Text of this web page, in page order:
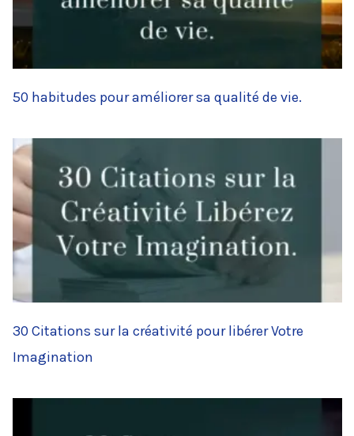
50 habitudes pour améliorer sa qualité de vie.
30 Citations sur la créativité pour libérer Votre
Imagination